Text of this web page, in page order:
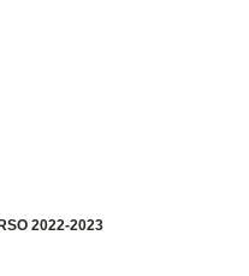
2022-2023